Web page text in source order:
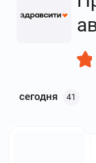
сегодня 41